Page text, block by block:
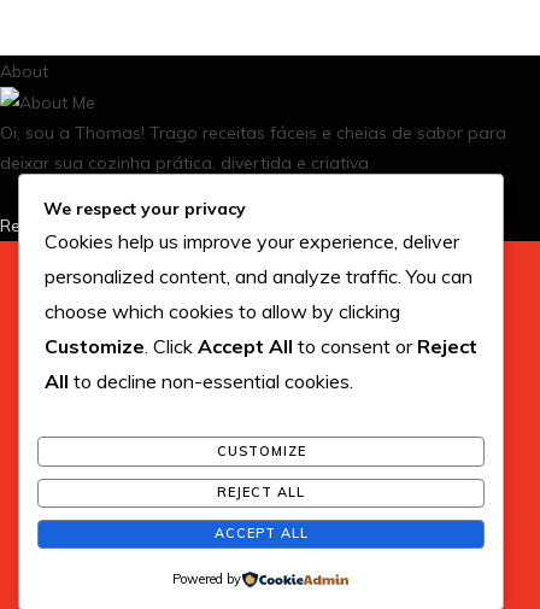
e
s
About
Oi, sou a Thomas! Trago receitas fáceis e cheias de sabor para
deixar sua cozinha prática, divertida e criativa.
Read More
SOBRE MIM TERMOS DE USO
TOP
We respect your privacy
Cookies help us improve your experience, deliver
personalized content, and analyze traffic. You can
choose which cookies to allow by clicking
Customize. Click Accept All to consent or Reject
All to decline non-essential cookies.
CUSTOMIZE
REJECT ALL
ACCEPT ALL
Powered by